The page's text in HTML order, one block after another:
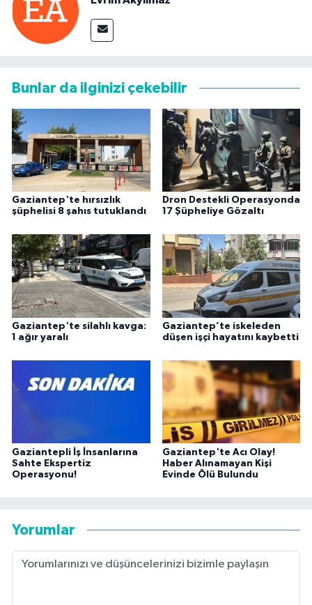
Bunlar da ilginizi çekebilir
Gaziantep'te hırsızlık
şüphelisi 8 şahıs tutuklandı
Dron Destekli Operasyonda
17 Şüpheliye Gözaltı
Gaziantep'te silahlı kavga:
1 ağır yaralı
Gaziantep’te iskeleden
düşen işçi hayatını kaybetti
Gaziantepli İş İnsanlarına
Sahte Ekspertiz
Operasyonu!
Gaziantep'te Acı Olay!
Haber Alınamayan Kişi
Evinde Ölü Bulundu
Yorumlar